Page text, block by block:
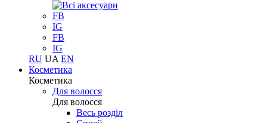
FB
IG
FB
IG
RU UA EN
Косметика
Косметика
Для волосся
Для волосся
Весь розділ